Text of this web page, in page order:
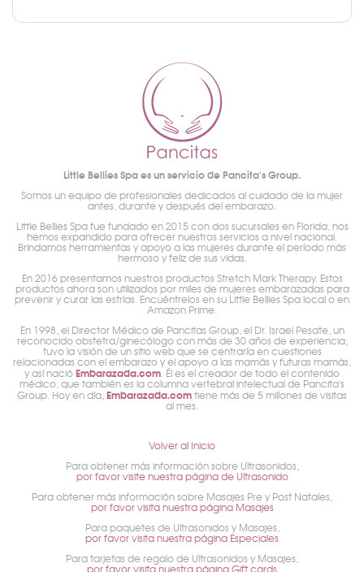
Little Bellies Spa es un servicio de Pancita's Group.
Somos un equipo de profesionales dedicados al cuidado de la mujer
antes, durante y después del embarazo.
Little Bellies Spa fue fundado en 2015 con dos sucursales en Florida, nos
hemos expandido para ofrecer nuestros servicios a nivel nacional.
Brindamos herramientas y apoyo a las mujeres durante el período más
hermoso y feliz de sus vidas.
En 2016 presentamos nuestros productos Stretch Mark Therapy. Estos
productos ahora son utilizados por miles de mujeres embarazadas para
prevenir y curar las estrías. Encuéntrelos en su Little Bellies Spa local o en
Amazon Prime.
En 1998, el Director Médico de Pancitas Group, el Dr. Israel Pesate, un
reconocido obstetra/ginecólogo con más de 30 años de experiencia,
tuvo la visión de un sitio web que se centraría en cuestiones
relacionadas con el embarazo y el apoyo a las mamás y futuras mamás,
y así nacióEmbarazada.com. Él es el creador de todo el contenido
médico, que también es la columna vertebral intelectual de Pancita's
Group. Hoy en día,Embarazada.comtiene más de 5 millones de visitas
al mes.
Volver al Inicio
Para obtener más información sobre Ultrasonidos,
por favor visite nuestra página de Ultrasonido
Para obtener más información sobre Masajes Pre y Post Natales,
por favor visita nuestra página Masajes
Para paquetes de Ultrasonidos y Masajes,
por favor visita nuestra página Especiales
Para tarjetas de regalo de Ultrasonidos y Masajes,
por favor visita nuestra página Gift cards